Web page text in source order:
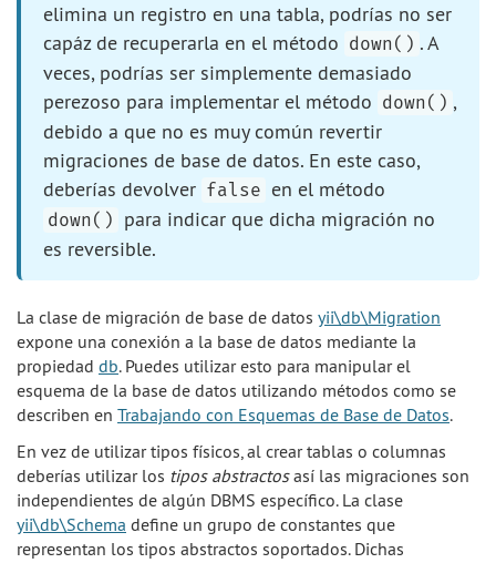
elimina un registro en una tabla, podrías no ser
capáz de recuperarla en el método down() . A
veces, podrías ser simplemente demasiado
perezoso para implementar el método down() ,
debido a que no es muy común revertir
migraciones de base de datos. En este caso,
deberías devolver false en el método
down()
para indicar que dicha migración no
es reversible.
La clase de migración de base de datos yii\db\Migration
expone una conexión a la base de datos mediante la
propiedad db. Puedes utilizar esto para manipular el
esquema de la base de datos utilizando métodos como se
describen en Trabajando con Esquemas de Base de Datos.
En vez de utilizar tipos físicos, al crear tablas o columnas
deberías utilizar los tipos abstractosasí las migraciones son
independientes de algún DBMS específico. La clase
yii\db\Schema define un grupo de constantes que
representan los tipos abstractos soportados. Dichas